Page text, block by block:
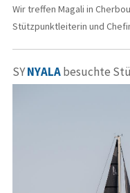
Wir treffen Magali in
Stützpunktleiterin und
SYNYALAbesuchte